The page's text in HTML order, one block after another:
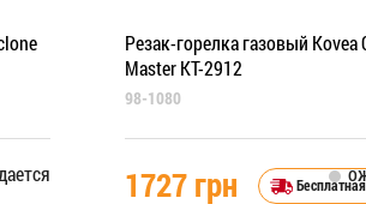
Резак-горелка газовый Kovea
Master KT-2912
98-1080
1727 грн